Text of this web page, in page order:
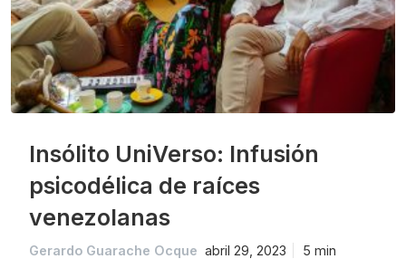
Insólito UniVerso: Infusión
psicodélica de raíces
venezolanas
Gerardo Guarache Ocque abril 29, 2023 5 min